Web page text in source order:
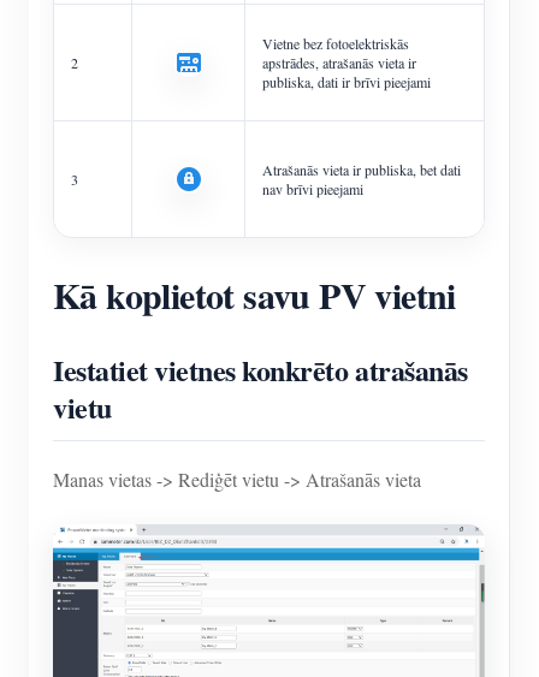
2
Vietne bez fotoelektriskās
apstrādes, atrašanās vieta ir
publiska, dati ir brīvi pieejami
3
Atrašanās vieta ir publiska, bet dati
nav brīvi pieejami
Kā koplietot savu PV vietni
Iestatiet vietnes konkrēto atrašanās
vietu
Manas vietas -> Rediģēt vietu -> Atrašanās vieta